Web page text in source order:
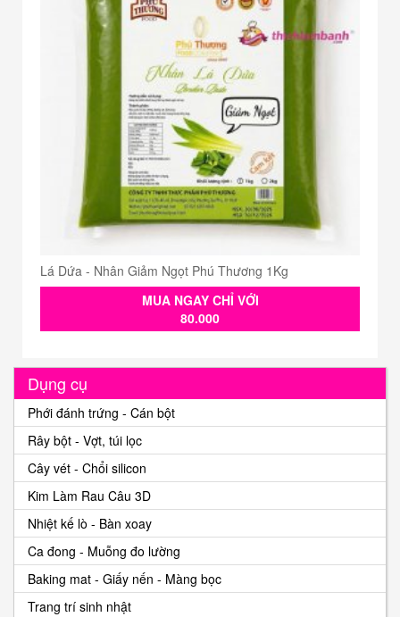
Lá Dứa - Nhân Giảm Ngọt Phú Thương 1Kg
MUA NGAY CHỈ VỚI
80.000
Dụng cụ
Phới đánh trứng - Cán bột
Rây bột - Vợt, túi lọc
Cây vét - Chổi silicon
Kim Làm Rau Câu 3D
Nhiệt kế lò - Bàn xoay
Ca đong - Muỗng đo lường
Baking mat - Giấy nến - Màng bọc
Trang trí sinh nhật